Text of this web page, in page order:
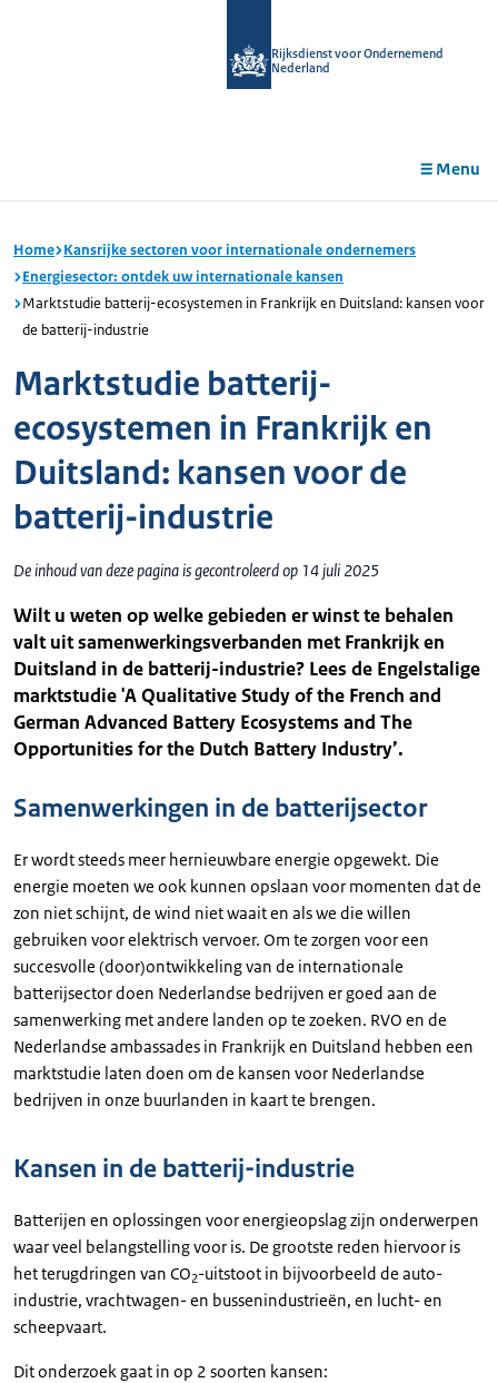
Rijksdienst voor Ondernemend
Nederland
Menu
Home Kansrijke sectoren voor internationale ondernemers
Energiesector: ontdek uw internationale kansen
Marktstudie batterij-ecosystemen in Frankrijk en Duitsland: kansen voor
de batterij-industrie
Marktstudie batterij-
ecosystemen in Frankrijk en
Duitsland: kansen voor de
batterij-industrie
De inhoud van deze pagina is gecontroleerd op 14 juli 2025
Wilt u weten op welke gebieden er winst te behalen
valt uit samenwerkingsverbanden met Frankrijk en
Duitsland in de batterij-industrie? Lees de Engelstalige
marktstudie 'A Qualitative Study of the French and
German Advanced Battery Ecosystems and The
Opportunities for the Dutch Battery Industry’.
Samenwerkingen in de batterijsector
Er wordt steeds meer hernieuwbare energie opgewekt. Die
energie moeten we ook kunnen opslaan voor momenten dat de
zon niet schijnt, de wind niet waait en als we die willen
gebruiken voor elektrisch vervoer. Om te zorgen voor een
succesvolle (door)ontwikkeling van de internationale
batterijsector doen Nederlandse bedrijven er goed aan de
samenwerking met andere landen op te zoeken. RVO en de
Nederlandse ambassades in Frankrijk en Duitsland hebben een
marktstudie laten doen om de kansen voor Nederlandse
bedrijven in onze buurlanden in kaart te brengen.
Kansen in de batterij-industrie
Batterijen en oplossingen voor energieopslag zijn onderwerpen
waar veel belangstelling voor is. De grootste reden hiervoor is
het terugdringen van CO2-uitstoot in bijvoorbeeld de auto-
industrie, vrachtwagen- en bussenindustrieën, en lucht- en
scheepvaart.
Dit onderzoek gaat in op 2 soorten kansen: